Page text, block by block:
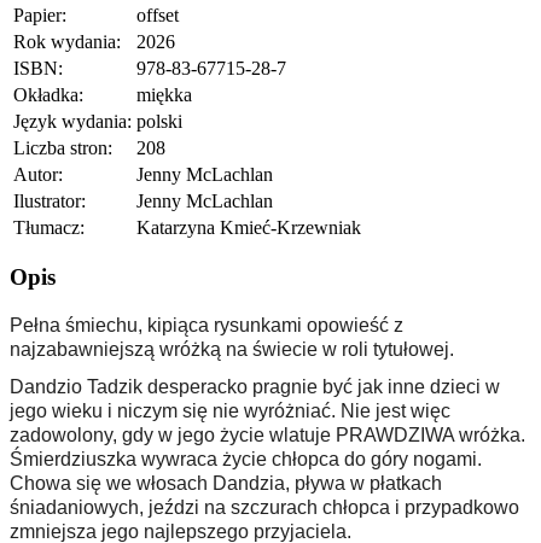
Papier:
offset
Rok wydania:
2026
ISBN:
978-83-67715-28-7
Okładka:
miękka
Język wydania: polski
Liczba stron:
208
Autor:
Jenny McLachlan
Ilustrator:
Jenny McLachlan
Tłumacz:
Katarzyna Kmieć-Krzewniak
Opis
Pełna śmiechu, kipiąca rysunkami opowieść z
najzabawniejszą wróżką na świecie w roli tytułowej.
Dandzio Tadzik desperacko pragnie być jak inne dzieci w
jego wieku i niczym się nie wyróżniać. Nie jest więc
zadowolony, gdy w jego życie wlatuje PRAWDZIWA wróżka.
Śmierdziuszka wywraca życie chłopca do góry nogami.
Chowa się we włosach Dandzia, pływa w płatkach
śniadaniowych, jeździ na szczurach chłopca i przypadkowo
zmniejsza jego najlepszego przyjaciela.